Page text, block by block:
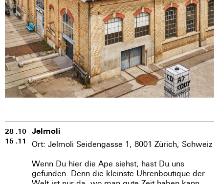
28 .10
15 .11
Jelmoli
Ort: Jelmoli Seidengasse 1, 8001 Zürich, Schweiz
Wenn Du hier die Ape siehst, hast Du uns
gefunden. Denn die kleinste Uhrenboutique der